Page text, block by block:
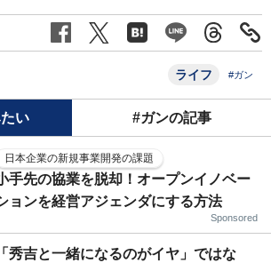
ライフ #ガン
い #ガンの記事
日本企業の新規事業開発の課題
手先の協業を脱却！オープンイノベー
ョンを経営アジェンダにする方法
Sponsored
「秀吉と一緒になるのがイヤ」ではな